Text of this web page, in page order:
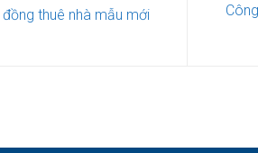
thuê nhà mẫu mới